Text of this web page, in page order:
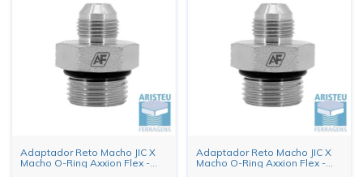
Adaptador Reto Macho JIC X
Macho O-Ring Axxion Flex -
Adaptador Reto Macho JIC X
Macho O-Ring Axxion Flex -